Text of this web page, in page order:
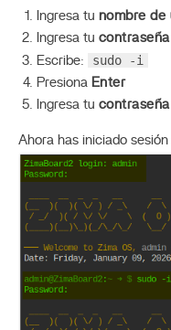
Ingresa tu nombre de
Ingresa tu contraseña
Escribe:
sudo -i
Presiona Enter
Ingresa tu contraseña
Ahora has iniciado